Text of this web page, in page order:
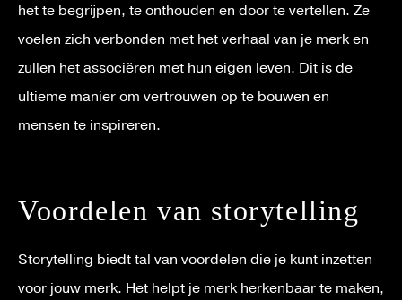
het te begrijpen, te onthouden en door te vertellen. Ze
voelen zich verbonden met het verhaal van je merk en
zullen het associëren met hun eigen leven. Dit is de
ultieme manier om vertrouwen op te bouwen en
mensen te inspireren.
Voordelen van storytelling
Storytelling biedt tal van voordelen die je kunt inzetten
voor jouw merk. Het helpt je merk herkenbaar te maken,